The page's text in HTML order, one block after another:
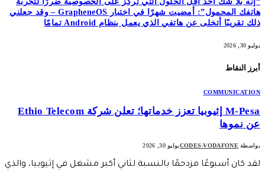
هاتفك المحمول”: أمضيت شهرًا في اختبار GrapheneOS – وقد جعلني
ذلك تقريبًا أتخلى عن هاتفي الذي يعمل بنظام Android تمامًا
يوليو 30, 2026
أبرز النقاط
COMMUNICATION
M-Pesa إثيوبيا تعزز خدماتها؛ تعلن شركة Ethio Telecom
عن نموها
بواسطة CODES-VODAFONEيوليو 30, 2026
لقد كان أسبوعًا مزدحمًا بالنسبة لثاني أكبر مشغل في إثيوبيا، والذي